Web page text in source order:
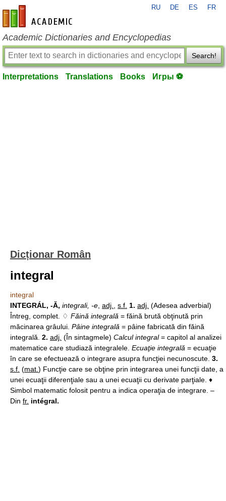
en-academic.com
RU DE ES FR
Academic Dictionaries and Encyclopedias
Search!
Interpretations Translations Books Игры ⚽
Dicționar Român
integral
integral
INTEGRÁL, -Ă, integrali, -e adj. s.f. 1. adj. (Adesea adverbial)
Întreg, complet. ♢ Făină integrală = făină brută obţinută prin
măcinarea grâului. Pâine integrală = pâine fabricată din făină
integrală. 2. adj. (În sintagmele) Calcul integral= capitol al analizei
matematice care studiază integralele. Ecuaţie integrală = ecuaţie
în care se efectuează o integrare asupra funcţiei necunoscute. 3.
s.f. (mat. ) Funcţie care se obţine prin integrarea unei funcţii date, a
unei ecuaţii diferenţiale sau a unei ecuaţii cu derivate parţiale. ♦
Simbol matematic folosit pentru a indica operaţia de integrare. –
Din fr. intégral.